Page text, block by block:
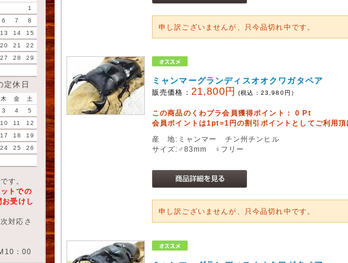
1
6 7
8
13 14
15
20 21
22
27 28
29
定休日
木 金
土
3 4
5
10 11
12
17 18
19
24 25
26
す。
トでの
受けし
対応さ
：00
申し訳ございませんが、只今品切れ中です。
ミャンマーグランディスオオクワガタペア
販売価格： 21,800円 (税込： 23,980円）
この商品のくわプラ会員獲得ポイント：0 Pt
会員ポイントは1pt=1円の割引ポイントとしてご利用頂
産 地:ミャンマー チン州チンヒル
サイズ:♂83mm ♀フリー
申し訳ございませんが、只今品切れ中です。